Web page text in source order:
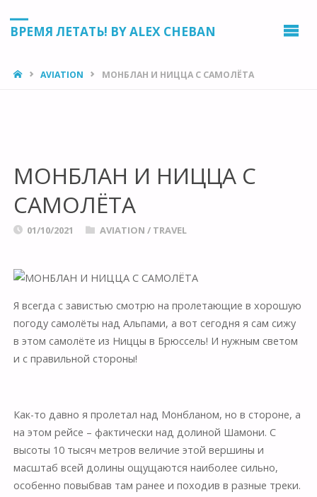
ВРЕМЯ ЛЕТАТЬ! BY ALEX CHEBAN
HOMEAVIATION МОНБЛАН И НИЦЦА С САМОЛЁТА
МОНБЛАН И НИЦЦА С
САМОЛЁТА
01/10/2021 AVIATION / TRAVEL
Я всегда с завистью смотрю на пролетающие в хорошую
погоду самолёты над Альпами, а вот сегодня я сам сижу
в этом самолёте из Ниццы в Брюссель! И нужным светом
и с правильной стороны!
Как-то давно я пролетал над Монбланом, но в стороне, а
на этом рейсе – фактически над долиной Шамони. С
высоты 10 тысяч метров величие этой вершины и
масштаб всей долины ощущаются наиболее сильно,
особенно повыбвав там ранее и походив в разные треки.